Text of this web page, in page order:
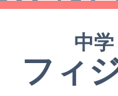
中
フィ